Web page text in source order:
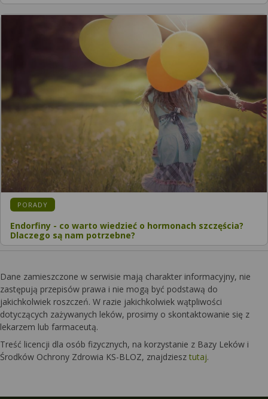
PORADY
Endorfiny - co warto wiedzieć o hormonach szczęścia?
Dlaczego są nam potrzebne?
Dane zamieszczone w serwisie mają charakter informacyjny, nie
zastępują przepisów prawa i nie mogą być podstawą do
jakichkolwiek roszczeń. W razie jakichkolwiek wątpliwości
dotyczących zażywanych leków, prosimy o skontaktowanie się z
lekarzem lub farmaceutą.
Treść licencji dla osób fizycznych, na korzystanie z Bazy Leków i
Środków Ochrony Zdrowia KS-BLOZ, znajdziesz tutaj.